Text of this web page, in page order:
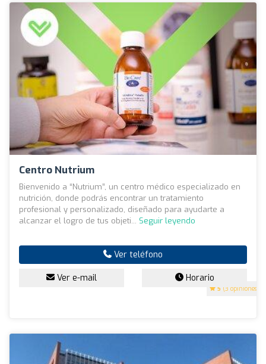
Centro Nutrium
5 (3 opiniones)
Bienvenido a “Nutrium”, un centro médico especializado en
nutrición, donde podrás encontrar un tratamiento
profesional y personalizado, diseñado para ayudarte a
alcanzar el logro de tus objeti... Seguir leyendo
Ver teléfono
Ver e-mail Horario